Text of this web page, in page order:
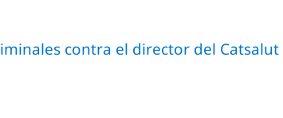
contra el director del Catsalut